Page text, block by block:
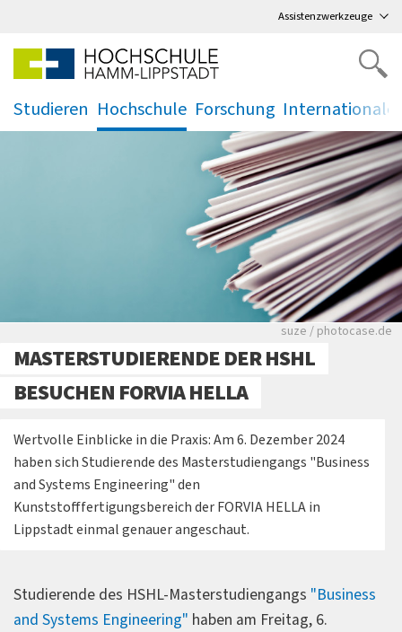
Assistenzwerkzeuge
Studieren
.
Hochschule
.
Forschung
. .
Viele Zeitungen.
suze / photocase.de
MASTERSTUDIERENDE DER HSHL
BESUCHEN FORVIA HELLA
Wertvolle Einblicke in die Praxis: Am 6. Dezember 2024
haben sich Studierende des Masterstudiengangs "Business
and Systems Engineering" den
Kunststofffertigungsbereich der FORVIA HELLA in
Lippstadt einmal genauer angeschaut.
Studierende des HSHL-Masterstudiengangs "Business
and Systems Engineering" haben am Freitag, 6.